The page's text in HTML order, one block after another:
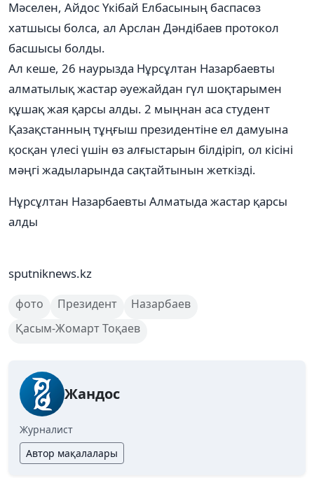
Мәселен, Айдос Үкібай Елбасының баспасөз
хатшысы болса, ал Арслан Дәндібаев протокол
басшысы болды.
Ал кеше, 26 наурызда Нұрсұлтан Назарбаевты
алматылық жастар әуежайдан гүл шоқтарымен
құшақ жая қарсы алды. 2 мыңнан аса студент
Қазақстанның тұңғыш президентіне ел дамуына
қосқан үлесі үшін өз алғыстарын білдіріп, ол кісіні
мәңгі жадыларында сақтайтынын жеткізді.
Нұрсұлтан Назарбаевты Алматыда жастар қарсы
алды
sputniknews.kz
фото Президент
Назарбаев
Қасым-Жомарт Тоқаев
Жандос
Журналист
Автор мақалалары